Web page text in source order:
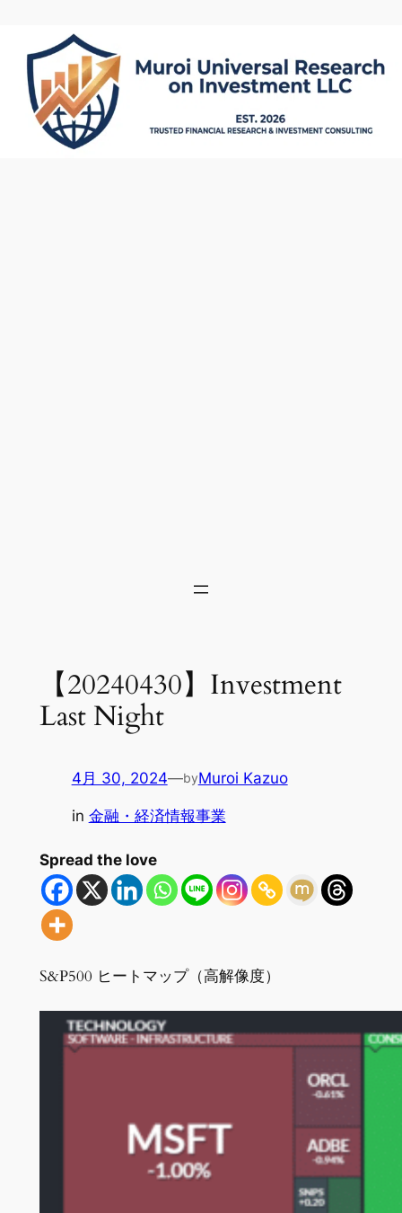
【20240430】Investment
Last Night
4月 30, 2024—byMuroi Kazuo
in 金融・経済情報事業
Spread the love
S&P500 ヒートマップ（高解像度）